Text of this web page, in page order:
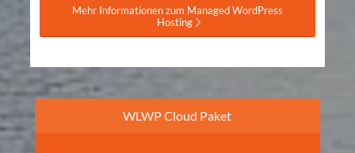
Mehr Informationen zum Managed WordPress
Hosting
WLWP Cloud Paket